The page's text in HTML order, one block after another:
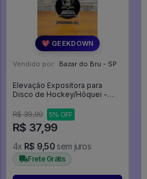
💖 GEEKDOWN
Vendido por: Bazar do Bru - SP
Elevação Expositora para
Disco de Hockey/Hóquei -
R$ 39,99
5% OFF
R$ 37,99
4x R$ 9,50 sem juros
Frete Grátis